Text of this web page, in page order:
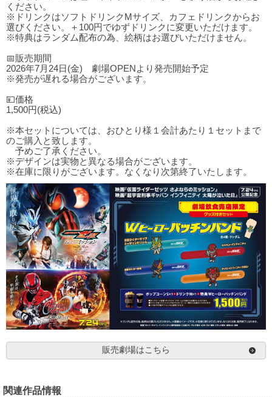
ください。
※ドリンクはソフトドリンクMサイズ、カフェドリンクからお
選びください。＋100円でゆずドリンクに変更いただけます。
※特典はランダム配布の為、絵柄はお選びいただけません。
📅販売期間
2026年7月24日(金) 劇場OPENより発売開始予定
※発売が遅れる場合がございます。
💴価格
1,500円(税込)
※本セットについては、おひとり様１会計あたり１セットまで
のご購入と致します。
予めご了承ください。
※デザインは実物と異なる場合がございます。
※在庫に限りがございます。なくなり次第終了いたします。
販売劇場はこちら
関連作品情報